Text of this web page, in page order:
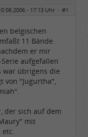
- 17:13 Uhr · #1
belgischen
11 Bände.
er mir
Serie aufgefallen
war übrigens die
von "Jugurtha",
der sich auf dem
mit
etc.